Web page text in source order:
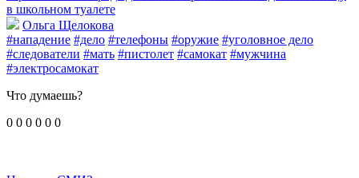
в школьном туалете
Ольга Щелокова
#нападение #дело #телефоны #оружие #уголовное дело
#следователи #мать #пистолет #самокат #мужчина
#электросамокат
Что думаешь?
0 0 0 0 0 0